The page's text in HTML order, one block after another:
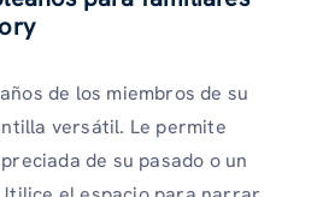
de los miembros de su
versátil. Le permite
de su pasado o un